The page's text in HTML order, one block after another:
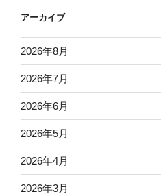
アーカイブ
2026年8月
2026年7月
2026年6月
2026年5月
2026年4月
2026年3月